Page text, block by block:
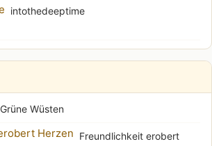
intothedeeptime
Grüne Wüsten
Freundlichkeit erobert